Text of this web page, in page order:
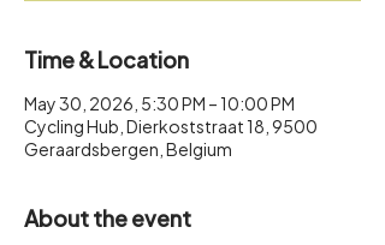
Time & Location
May 30, 2026, 5:30 PM – 10:00 PM
Cycling Hub, Dierkoststraat 18, 9500
Geraardsbergen, Belgium
About the event